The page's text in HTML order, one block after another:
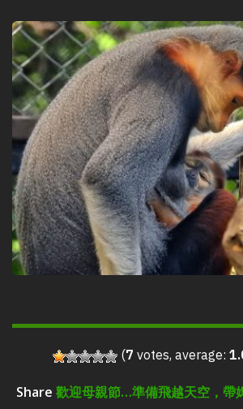
(7votes, average:
Share 歡迎母親節…準備飛越天空，帶